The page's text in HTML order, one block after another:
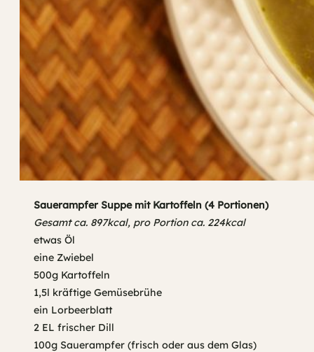
Sauerampfer Suppe mit Kartoffeln (4 Portionen)
Gesamt ca. 897kcal, pro Portion ca. 224kcal
etwas Öl
eine Zwiebel
500g Kartoffeln
1,5l kräftige Gemüsebrühe
ein Lorbeerblatt
2 EL frischer Dill
100g Sauerampfer (frisch oder aus dem Glas)